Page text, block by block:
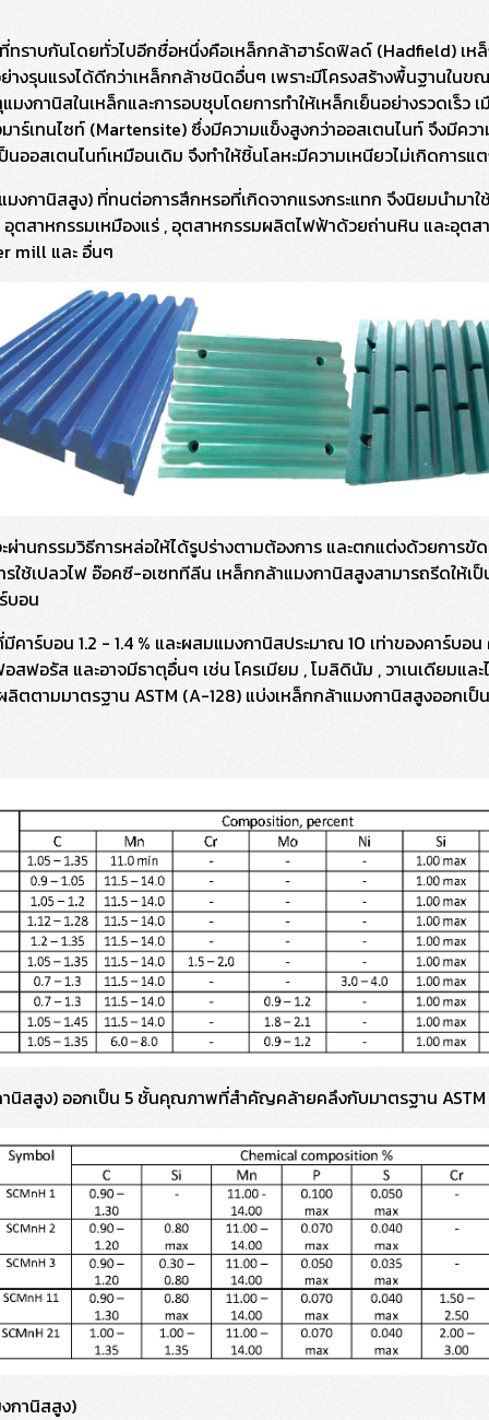
ทราบกันโดยทั่วไปอีกชื่อหนึ่งคือเหล็กกล้าฮาร์ดฟิลด์ (Hadfield) เ
งรุนแรงได้ดีกว่าเหล็กกล้าชนิดอื่นๆ เพราะมีโครงสร้างพื้นฐานในข
านิสในเหล็กและการอบชุบโดยการทำให้เหล็กเย็นอย่างรวดเร็ว
าร์เทนไซท์ (Martensite) ซึ่งมีความแข็งสูงกว่าออสเตนไนท์ จึงมีค
ออสเตนไนท์เหมือนเดิม จึงทำให้ชิ้นโลหะมีความเหนียวไม่เกิดการแ
กานิสสูง) ที่ทนต่อการสึกหรอที่เกิดจากแรงกระแทก จึงนิยมนำมา
ตสาหกรรมเหมืองแร่ , อุตสาหกรรมผลิตไฟฟ้าด้วยถ่านหิน และอุต
mill และ อื่นๆ
านกรรมวิธีการหล่อให้ได้รูปร่างตามต้องการ และตกแต่งด้วยการ
ช้เปลวไฟ อ๊อคซี-อเซททีลีน เหล็กกล้าแมงกานิสสูงสามารถรีดให้เ
บอน
าร์บอน 1.2 - 1.4 % และผสมแมงกานิสประมาณ 10 เท่าของคาร์บ
สฟอรัส และอาจมีธาตุอื่นๆ เช่น โครเมียม , โมลิดินัม , วาเนเดียมแ
ตตามมาตรฐาน ASTM (A-128) แบ่งเหล็กกล้าแมงกานิสสูงออ
นิสสูง) ออกเป็น 5 ชั้นคุณภาพที่สำคัญคล้ายคลึงกับมาตรฐาน ASTM
กานิสสูง)